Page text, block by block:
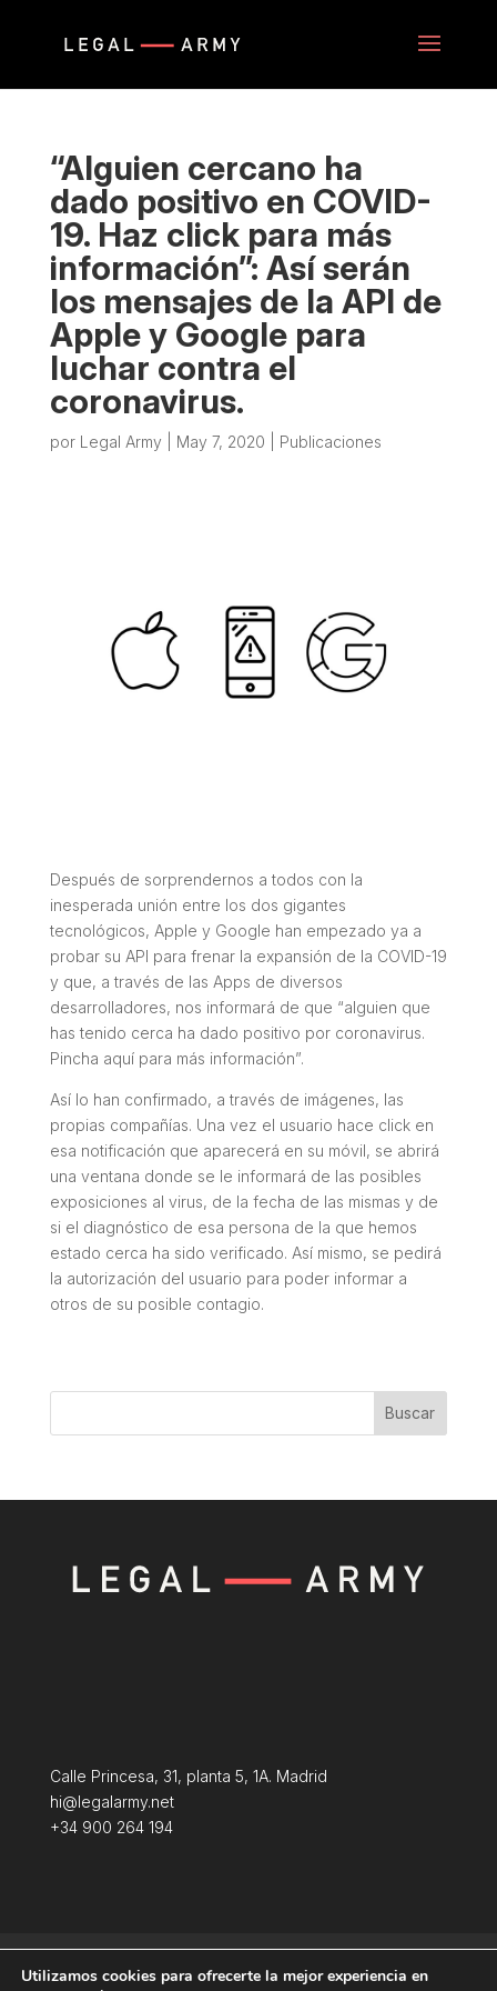
“Alguien cercano ha
dado positivo en COVID-
19. Haz click para más
información”: Así serán
los mensajes de la API de
Apple y Google para
luchar contra el
coronavirus.
por Legal Army May 7, 2020 Publicaciones
Después de sorprendernos a todos con la
inesperada unión entre los dos gigantes
tecnológicos, Apple y Google han empezado ya a
probar su API para frenar la expansión de la COVID-19
y que, a través de las Apps de diversos
desarrolladores, nos informará de que “alguien que
has tenido cerca ha dado positivo por coronavirus.
Pincha aquí para más información”.
Así lo han confirmado, a través de imágenes, las
propias compañías. Una vez el usuario hace clicken
esa notificación que aparecerá en su móvil, se abrirá
una ventana donde se le informará de las posibles
exposiciones al virus, de la fecha de las mismas y de
si el diagnóstico de esa persona de la que hemos
estado cerca ha sido verificado. Así mismo, se pedirá
la autorización del usuario para poder informar a
otros de su posible contagio.
Buscar
Calle Princesa, 31, planta 5, 1A. Madrid
hi@legalarmy.net
+34 900 264 194
Utilizamos cookies para ofrecerte la mejor experiencia en